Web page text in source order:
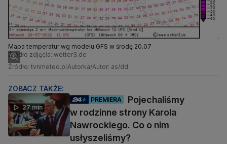
Mapa temperatur wg modelu GFS w środę 20.07
Źródło zdjęcia: wetter3.de
Źródło: tvnmeteo.plAutorka/Autor: as/dd
ZOBACZ TAKŻE:
27 min
PREMIERA
Pojechaliśmy
w rodzinne strony Karola
Nawrockiego. Co o nim
usłyszeliśmy?